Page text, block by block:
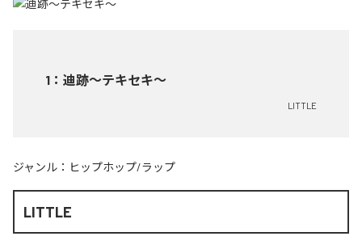
1 ： 迪跡〜テキセキ〜
LITTLE
ジャンル： ヒップホップ/ラップ
LITTLE